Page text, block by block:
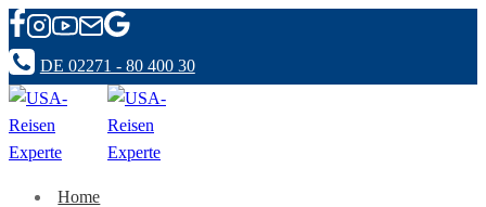
Zum
Inhalt
springen
DE 02271 - 80 400 30
Home